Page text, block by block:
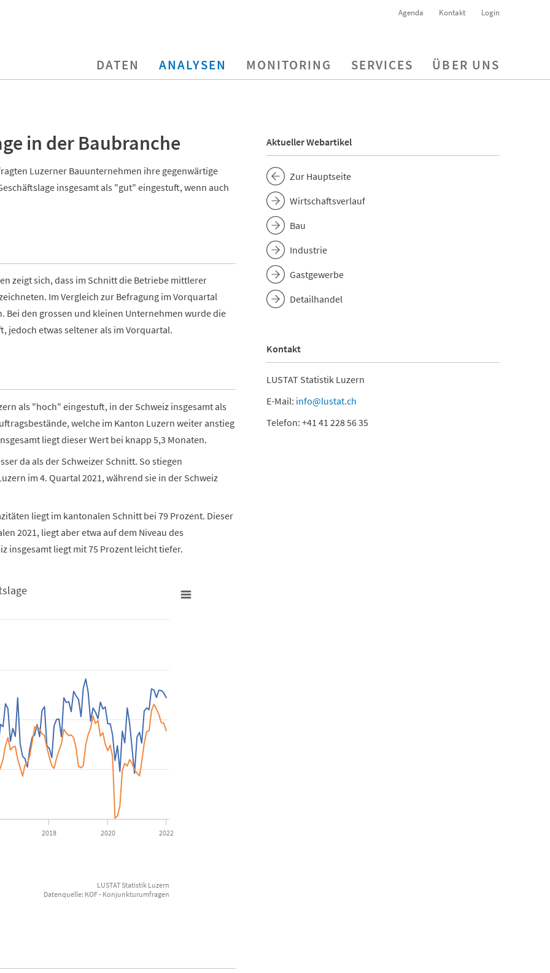
Agenda Kontakt Login
DATEN ANALYSEN MONITORING SERVICES ÜBER UNS
in der Baubranche
Luzerner Bauunternehmen ihre gegenwärtige
insgesamt als "gut" eingestuft, wenn auch
zeigt sich, dass im Schnitt die Betriebe mittlerer
Im Vergleich zur Befragung im Vorquartal
Bei den grossen und kleinen Unternehmen wurde die
jedoch etwas seltener als im Vorquartal.
als "hoch" eingestuft, in der Schweiz insgesamt als
welche im Kanton Luzern weiter anstieg
liegt dieser Wert bei knapp 5,3 Monaten.
da als der Schweizer Schnitt. So stiegen
im 4. Quartal 2021, während sie in der Schweiz
liegt im kantonalen Schnitt bei 79 Prozent. Dieser
2021, liegt aber etwa auf dem Niveau des
insgesamt liegt mit 75 Prozent leicht tiefer.
2011-01-01 00:00:00 to 2022-01-01 00:00:00.
0.28 to 75.1.
2018 2020 2022
LUSTAT Statistik Luzern
Datenquelle: KOF - Konjunkturumfragen
Aktueller Webartikel
Zur Hauptseite
Wirtschaftsverlauf
Bau
Industrie
Gastgewerbe
Detailhandel
Kontakt
LUSTAT Statistik Luzern
E-Mail: info@lustat.ch
Telefon: +41 41 228 56 35